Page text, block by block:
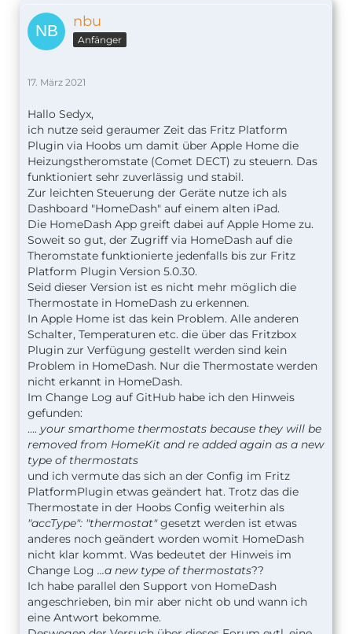
nbu
Anfänger
17. März 2021
Hallo Sedyx,
ich nutze seid geraumer Zeit das Fritz Platform
Plugin via Hoobs um damit über Apple Home die
Heizungstheromstate (Comet DECT) zu steuern. Das
funktioniert sehr zuverlässig und stabil.
Zur leichten Steuerung der Geräte nutze ich als
Dashboard "HomeDash" auf einem alten iPad.
Die HomeDash App greift dabei auf Apple Home zu.
Soweit so gut, der Zugriff via HomeDash auf die
Theromstate funktionierte jedenfalls bis zur Fritz
Platform Plugin Version 5.0.30.
Seid dieser Version ist es nicht mehr möglich die
Thermostate in HomeDash zu erkennen.
In Apple Home ist das kein Problem. Alle anderen
Schalter, Temperaturen etc. die über das Fritzbox
Plugin zur Verfügung gestellt werden sind kein
Problem in HomeDash. Nur die Thermostate werden
nicht erkannt in HomeDash.
Im Change Log auf GitHub habe ich den Hinweis
gefunden:
…. your smarthome thermostats because they will be
removed from HomeKit and re added again as a new
type of thermostats
und ich vermute das sich an der Config im Fritz
PlatformPlugin etwas geändert hat. Trotz das die
Thermostate in der Hoobs Config weiterhin als
"accType": "thermostat"gesetzt werden ist etwas
anderes noch geändert worden womit HomeDash
nicht klar kommt. Was bedeutet der Hinweis im
Change Log ...a new type of thermostats??
Ich habe parallel den Support von HomeDash
angeschrieben, bin mir aber nicht ob und wann ich
eine Antwort bekomme.